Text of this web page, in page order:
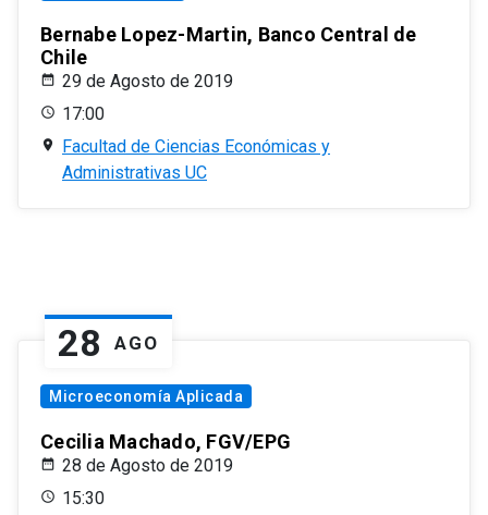
Bernabe Lopez-Martin, Banco Central de
Chile
29 de Agosto de 2019
17:00
Facultad de Ciencias Económicas y
Administrativas UC
28 AGO
Microeconomía Aplicada
Cecilia Machado, FGV/EPG
28 de Agosto de 2019
15:30